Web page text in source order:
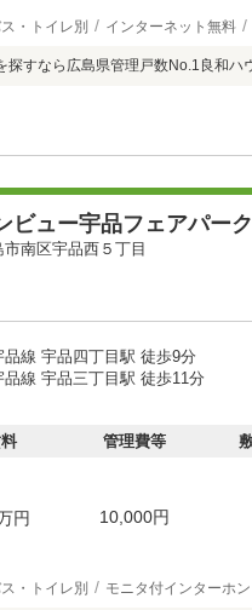
・トイレ別 インターネット無料
探すなら広島県管理戸数No.1良和ハ
ビュー宇品フェアパー
南区宇品西５丁目
品線 宇品四丁目駅 徒歩9分
品線 宇品三丁目駅 徒歩11分
管理費等
円 10,000円
・トイレ別 モニタ付インターホン